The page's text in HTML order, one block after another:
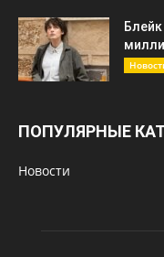
ПОПУЛЯРНЫЕ
Новости